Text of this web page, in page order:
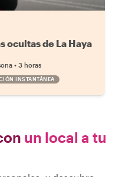
ocultas de La Haya
• 3 horas
INSTANTÁNEA
un local a tu